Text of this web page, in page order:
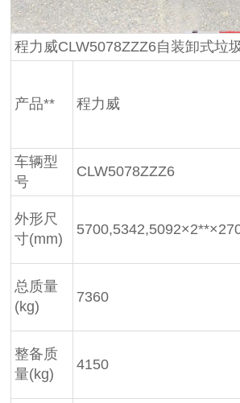
程力威CLW5078ZZZ6自装卸式垃
产品** 程力威
车辆型
号
CLW5078ZZZ6
外形尺
寸(mm)
总质量
(kg)
7360
整备质
量(kg)
4150